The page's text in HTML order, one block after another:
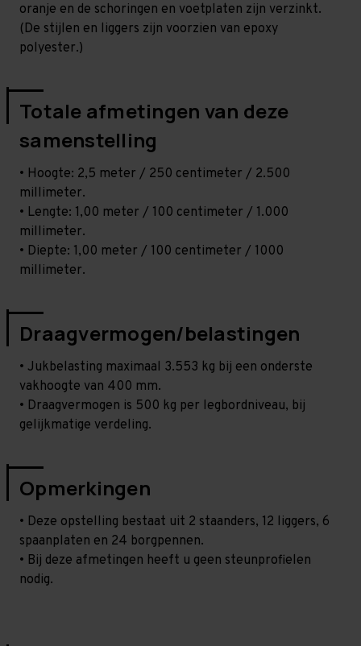
oranje en de schoringen en voetplaten zijn verzinkt.
(De stijlen en liggers zijn voorzien van epoxy
polyester.)
Totale afmetingen van deze
samenstelling
• Hoogte: 2,5 meter / 250 centimeter / 2.500
millimeter.
• Lengte: 1,00 meter / 100 centimeter / 1.000
millimeter.
• Diepte: 1,00 meter / 100 centimeter / 1000
millimeter.
Draagvermogen/belastingen
• Jukbelasting maximaal 3.553 kg bij een onderste
vakhoogte van 400 mm.
• Draagvermogen is 500 kg per legbordniveau, bij
gelijkmatige verdeling.
Opmerkingen
• Deze opstelling bestaat uit 2 staanders, 12 liggers, 6
spaanplaten en 24 borgpennen.
• Bij deze afmetingen heeft u geen steunprofielen
nodig.